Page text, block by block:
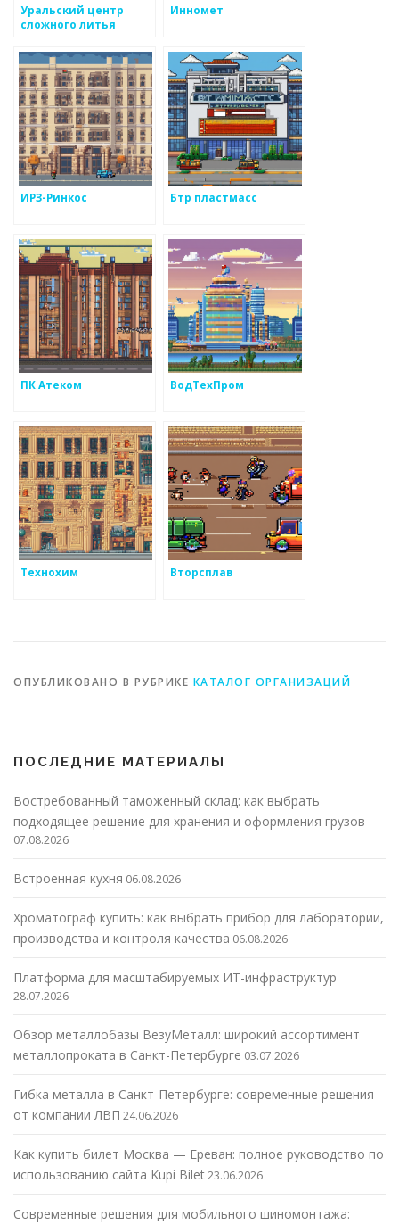
Уральский центр
сложного литья
Инномет
ИРЗ-Ринкос Бтр пластмасс
ПК Атеком ВодТехПром
Технохим Вторсплав
ОПУБЛИКОВАНО В РУБРИКЕ КАТАЛОГ ОРГАНИЗАЦИЙ
ПОСЛЕДНИЕ МАТЕРИАЛЫ
Востребованный таможенный склад: как выбрать
подходящее решение для хранения и оформления грузов
07.08.2026
Встроенная кухня 06.08.2026
Хроматограф купить: как выбрать прибор для лаборатории,
производства и контроля качества 06.08.2026
Платформа для масштабируемых ИТ-инфраструктур
28.07.2026
Обзор металлобазы ВезуМеталл: широкий ассортимент
металлопроката в Санкт-Петербурге 03.07.2026
Гибка металла в Санкт-Петербурге: современные решения
от компании ЛВП 24.06.2026
Как купить билет Москва — Ереван: полное руководство по
использованию сайта Kupi Bilet23.06.2026
Современные решения для мобильного шиномонтажа: